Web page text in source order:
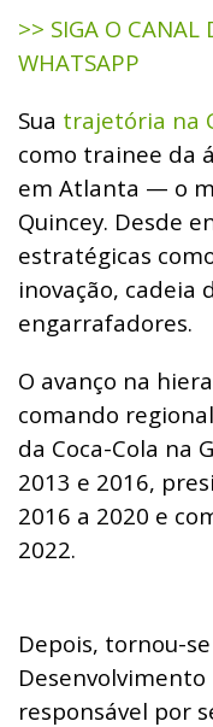
>> SIGA O CANAL
WHATSAPP
Sua trajetória na
como trainee da
em Atlanta — o
Quincey. Desde
estratégicas
inovação, cadeia
engarrafadores.
O avanço na
comando
da Coca-Cola na
2013 e 2016,
2016 a 2020 e
2022.
Depois, tornou-
responsável por